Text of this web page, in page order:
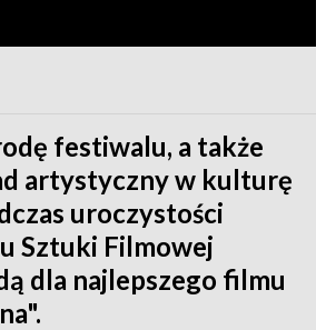
festiwalu, a także
artystyczny w kulturę
uroczystości
Sztuki Filmowej
dla najlepszego filmu